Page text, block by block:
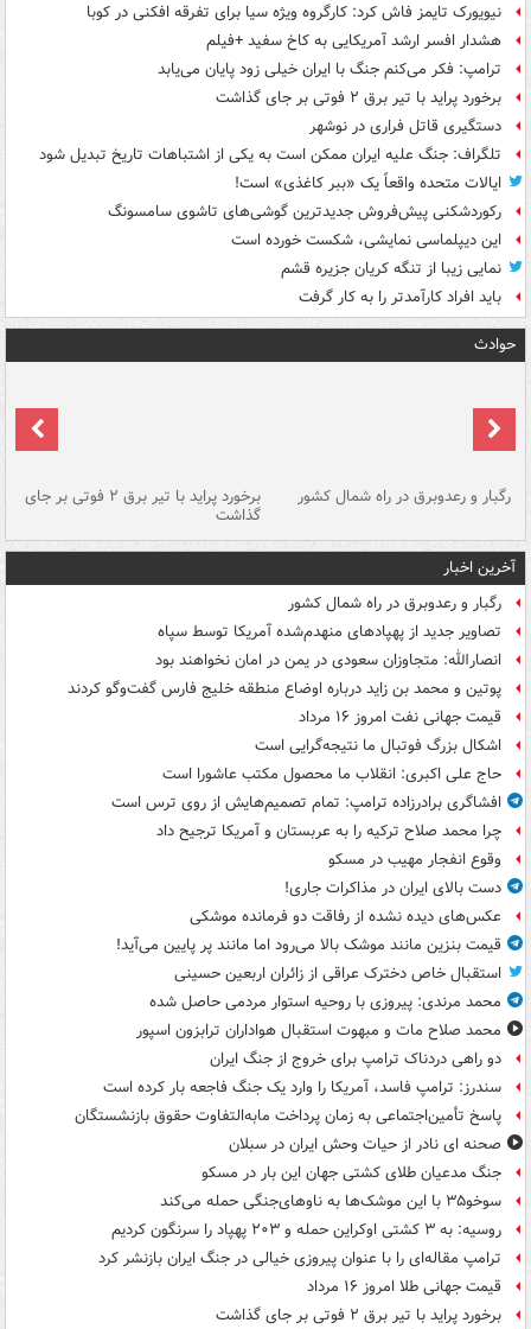
نیویورک تایمز فاش کرد: کارگروه ویژه سیا برای تفرقه افکنی در کوبا
هشدار افسر ارشد آمریکایی به کاخ سفید +فیلم
ترامپ: فکر می‌کنم جنگ با ایران خیلی زود پایان می‌یابد
برخورد پراید با تیر برق ۲ فوتی بر جای گذاشت
دستگیری قاتل فراری در نوشهر
تلگراف: جنگ علیه ایران ممکن است به یکی از اشتباهات تاریخ تبدیل شود
ایالات متحده واقعاً یک «ببر کاغذی» است!
رکوردشکنی پیش‌فروش جدیدترین گوشی‌های تاشوی سامسونگ
این دیپلماسی نمایشی، شکست خورده است
نمایی زیبا از تنگه کریان جزیره قشم
باید افراد کارآمدتر را به کار گرفت
حوادث
رگبار و رعدوبرق در راه شمال کشور برخورد پراید با تیر برق ۲ فوتی بر جای
گذاشت
آخرین اخبار
رگبار و رعدوبرق در راه شمال کشور
تصاویر جدید از پهپادهای منهدم‌شده آمریکا توسط سپاه
انصارالله: متجاوزان سعودی در یمن در امان نخواهند بود
پوتین و محمد بن زاید درباره اوضاع منطقه خلیج فارس گفت‌وگو کردند
قیمت جهانی نفت امروز ۱۶ مرداد
اشکال بزرگ فوتبال ما نتیجه‌گرایی است
حاج علی اکبری: انقلاب ما محصول مکتب عاشورا است
افشاگری برادرزاده ترامپ: تمام تصمیم‌هایش از روی ترس است
چرا محمد صلاح ترکیه را به عربستان و آمریکا ترجیح داد
وقوع انفجار مهیب در مسکو
دست بالای ایران در مذاکرات جاری!
عکس‌های دیده نشده از رفاقت دو فرمانده‌ موشکی
قیمت بنزین مانند موشک بالا می‌رود اما مانند پر پایین می‌آید!
استقبال خاص دخترک عراقی از زائران اربعین حسینی
محمد مرندی: پیروزی با روحیه استوار مردمی حاصل شده
محمد صلاح مات و مبهوت استقبال هواداران ترابزون اسپور
دو راهی دردناک ترامپ برای خروج از جنگ ایران
سندرز: ترامپ فاسد، آمریکا را وارد یک جنگ فاجعه بار کرده است
پاسخ تأمین‌اجتماعی به زمان پرداخت مابه‌التفاوت حقوق بازنشستگان
صحنه ای نادر از حیات وحش ایران در سبلان
جنگ مدعیان طلای کشتی جهان این بار در مسکو
سوخو۳۵ با این موشک‌ها به ناوهای‌جنگی حمله می‌کند
روسیه: به ۳ کشتی اوکراین حمله و ۲۰۳ پهپاد را سرنگون کردیم
ترامپ مقاله‌ای را با عنوان پیروزی خیالی در جنگ ایران بازنشر کرد
قیمت جهانی طلا امروز ۱۶ مرداد
برخورد پراید با تیر برق ۲ فوتی بر جای گذاشت